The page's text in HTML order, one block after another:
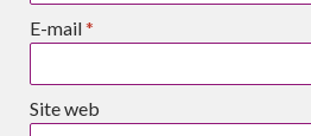
E-mail*
Site web